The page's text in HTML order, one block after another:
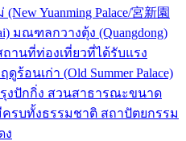
Yuanming Palace/宮新園
มณฑลกวางตุ้ง (Quangdong)
านที่ท่องเที่ยวที่ได้รับแรง
อนเก่า (Old Summer Palace)
งปักกิ่ง สวนสาธารณะขนาด
รบทั้งธรรมชาติ สถาปัตยกรรม
ง